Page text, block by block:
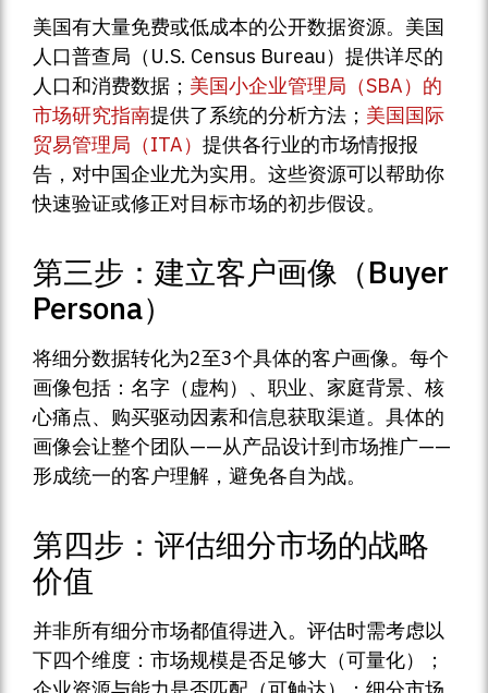
美国有大量免费或低成本的公开数据资源。美国
人口普查局（U.S. Census Bureau）提供详尽的
人口和消费数据； 美国小企业管理局（SBA）的
市场研究指南提供了系统的分析方法； 美国国际
贸易管理局（ITA） 提供各行业的市场情报报
告，对中国企业尤为实用。这些资源可以帮助你
快速验证或修正对目标市场的初步假设。
第三步：建立客户画像（Buyer
Persona）
将细分数据转化为2至3个具体的客户画像。每个
画像包括：名字（虚构）、职业、家庭背景、核
心痛点、购买驱动因素和信息获取渠道。具体的
画像会让整个团队——从产品设计到市场推广——
形成统一的客户理解，避免各自为战。
第四步：评估细分市场的战略
价值
并非所有细分市场都值得进入。评估时需考虑以
下四个维度：市场规模是否足够大（可量化）；